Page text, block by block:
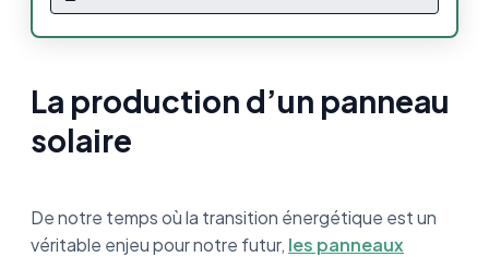
La production d’un panneau
solaire
De notre temps où la transition énergétique est un
véritable enjeu pour notre futur, les panneaux